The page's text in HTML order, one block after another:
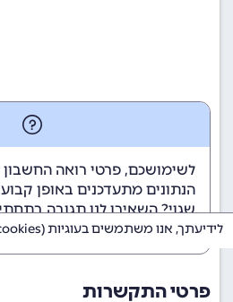
לשימושכם, פרטי רואה החשבון
הנתונים מתעדכנים באופן
שגוי? השאירו לנו תגובה
לטפל בבעיה בהקדם.
פרטי התקשרות
לידיעתך, אנו משתמשים בעוגיות (cookies) באתר זה.